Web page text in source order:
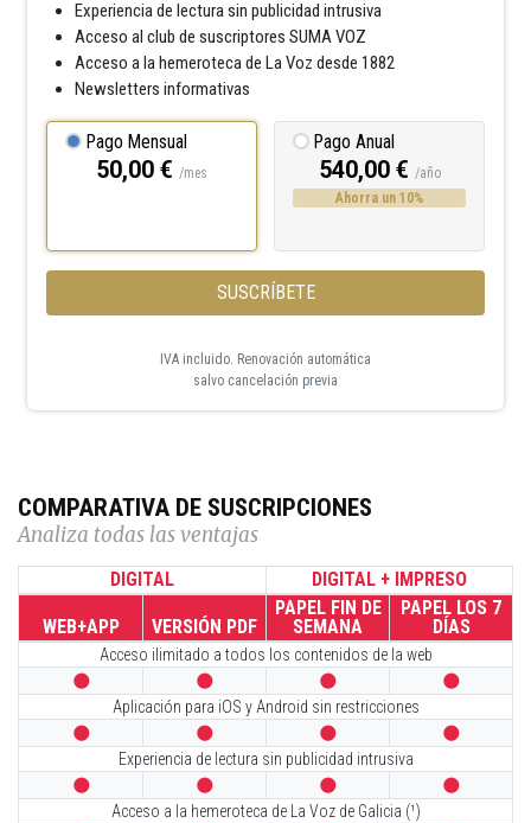
Experiencia de lectura sin publicidad intrusiva
Acceso al club de suscriptores SUMA VOZ
Acceso a la hemeroteca de La Voz desde 1882
Newsletters informativas
Pago Mensual
50,00 € /mes
Pago Anual
540,00 € /año
Ahorra un 10%
SUSCRÍBETE
IVA incluido. Renovación automática
salvo cancelación previa
COMPARATIVA DE SUSCRIPCIONES
Analiza todas las ventajas
DIGITAL DIGITAL + IMPRESO
WEB+APP VERSIÓN PDF
PAPEL FIN DE
SEMANA
PAPEL LOS 7
DÍAS
Acceso ilimitado a todos los contenidos de la web
   
Aplicación para iOS y Android sin restricciones
   
Experiencia de lectura sin publicidad intrusiva
   
Acceso a la hemeroteca de La Voz de Galicia (¹)